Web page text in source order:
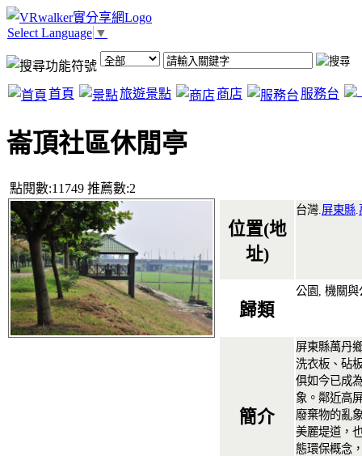
Select Language ▼
首頁 旅遊景點 商店 服務台
崙頂社區休閒亭
點閱數:11749 推薦數:2
位置(地
址)
台灣. 屏東縣
歸類
公園, 機關
簡介
屏東縣萬丹
洗衣板、砧
俱如今已成
象。鄰近高
廢棄物的亂
美麗堤道，
態環保概念